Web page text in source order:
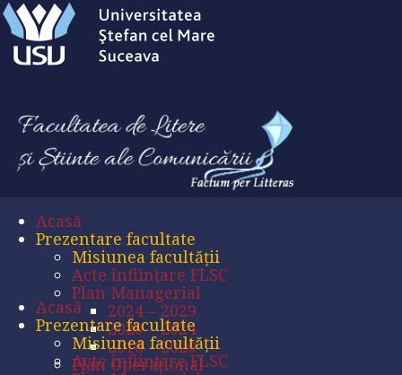
Acasă
Prezentare facultate
Misiunea facultății
Acte înființare FLSC
Plan Managerial
2024 – 2029
2020 – 2024
2016 – 2020
Plan Operațional
Acasă
Prezentare facultate
Misiunea facultății
Acte înființare FLSC